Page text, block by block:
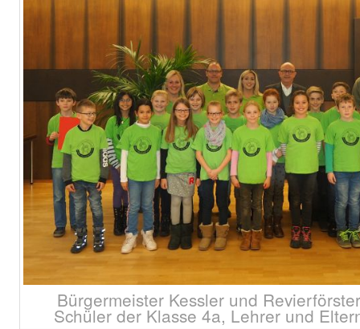
Bürgermeister Kessler und
Schüler der Klasse 4a, Lehrer und